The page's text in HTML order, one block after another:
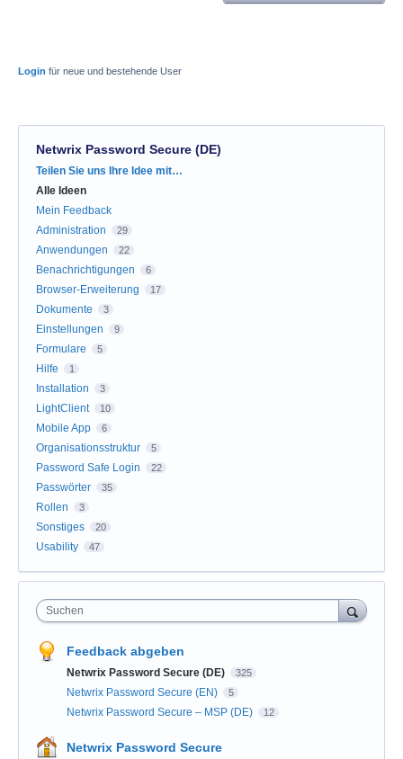
Login für neue und bestehende User
Netwrix Password Secure (DE)
Kategorien
Teilen Sie uns Ihre Idee mit…
Alle Ideen
Mein Feedback
Administration
29
Anwendungen 22
Benachrichtigungen 6
Browser-Erweiterung 17
Dokumente 3
Einstellungen 9
Formulare 5
Hilfe 1
Installation 3
LightClient 10
Mobile App 6
Organisationsstruktur 5
Password Safe Login 22
Passwörter 35
Rollen 3
Sonstiges 20
Usability 47
Suchen
Feedback abgeben
Netwrix Password Secure (DE) 325
Netwrix Password Secure (EN) 5
Netwrix Password Secure – MSP (DE) 12
Netwrix Password Secure